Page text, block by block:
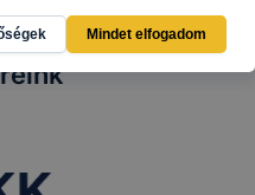
tartózkodási helye
a
portal/birosag-
látogatottsági és
Mindet elfogadom